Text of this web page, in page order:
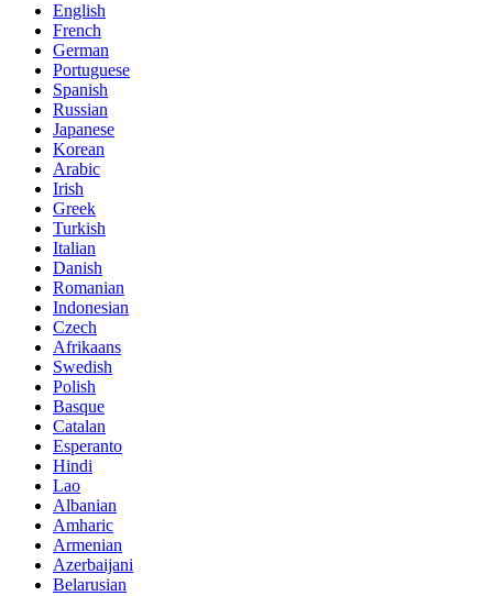
English
French
German
Portuguese
Spanish
Russian
Japanese
Korean
Arabic
Irish
Greek
Turkish
Italian
Danish
Romanian
Indonesian
Czech
Afrikaans
Swedish
Polish
Basque
Catalan
Esperanto
Hindi
Lao
Albanian
Amharic
Armenian
Azerbaijani
Belarusian